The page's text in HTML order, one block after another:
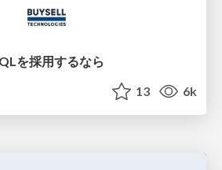
を採用するなら
13 6k